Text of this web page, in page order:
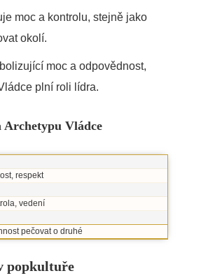
moc a kontrolu, stejně jako
okolí.
moc a odpovědnost,
plní roli lídra.
Vládce
respekt
vedení
pečovat o druhé
popkultuře